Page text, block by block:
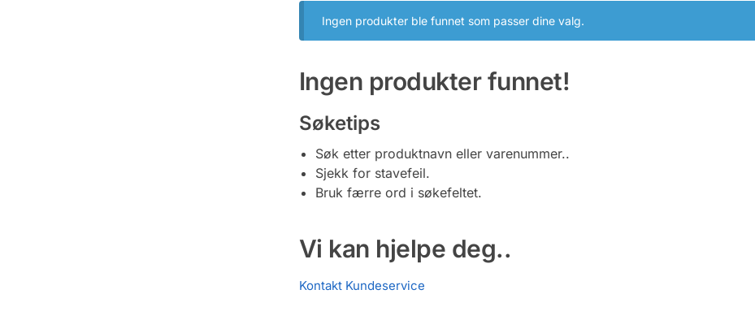
Ingen produkter ble funnet som passer dine valg.
Ingen produkter funnet!
Søketips
Søk etter produktnavn eller varenummer..
Sjekk for stavefeil.
Bruk færre ord i søkefeltet.
Vi kan hjelpe deg..
Kontakt Kundeservice